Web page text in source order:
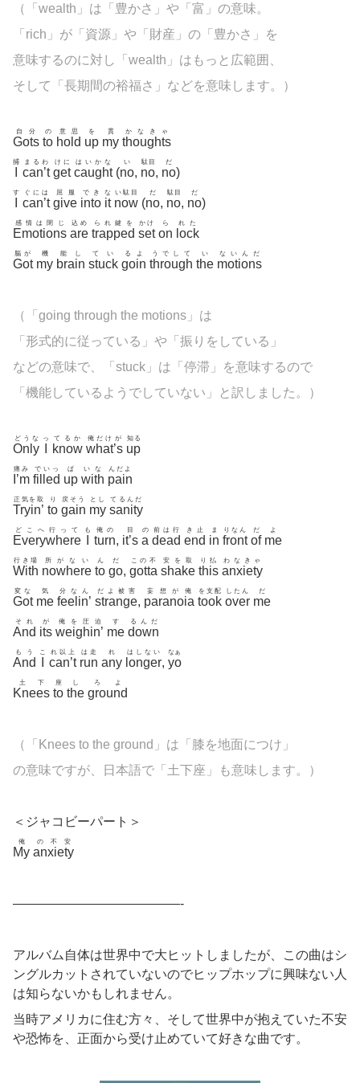
（「 wealth」は「豊かさ」や「富」の意味。
「rich」が「資源」や「財産」の「豊かさ」を
意味するのに対し「 wealth」はもっと広範囲、
そして「長期間の裕福さ」などを意味します。）
Gots
自分
to
の
hold
意思
up
を
my
貫
thoughts
かなきゃ
捕
can’t
まるわ
get
けに
caught
はいかな
(no
い
, no
駄目
, no
だ
)
す
can’t
ぐには
give
屈服
into
でき
it
な
now
い駄目
(no
だ
, no
駄目
, no
だ
)
Emotions
感情は閉じ
are
込め
trapped
られ鍵を
set
かけ
on
ら
lock
れた
Got
脳が
my
機
brain
能し
stuck
てい
goin
るよ
through
うでして
the
い
motions
ないんだ
（「going through the motions」は
「形式的に従っている」や「振りをしている」
などの意味で、「stuck」は「停滞」を意味するので
「機能しているようでしていない」と訳しました。）
Only
どうな っ
know
てるか
what’s
俺だけが
up
知る
I’m
痛み
filled
でいっ
up
ぱ
with
いな
pain
んだよ
Tryin’
正気を取
to
り
gain
戻そう
my
とし
sanity
てるんだ
Everywhere
どこへ行って も
turn
俺の
, it’s
目
a
の
dead
前は行
end
き止
in
ま
front
りなん
of
だ
me
よ
With
行き場
nowhere
所がない
to
ん
go
だ
, gotta
この不
shake
安を取
this
り払
anxiety
わなきゃ
Got
変な
me
気
feelin’
分なん
strange
だよ被害
, paranoia
妄想が俺
took
を支配
over
したん
me
だ
And
それ
its
が
weighin’
俺を圧迫
me
す
down
るんだ
And
もう こ
can’t
れ以上
run
は走
any
れ
longer
はしない
, yo
なぁ
Knees
土下
to
座
the
し
ground
ろよ
（「Knees to the ground」は「膝を地面につけ」
の意味ですが、日本語で「土下座」も意味します。）
＜ジャコビーパート＞
My
俺
anxiety
の不安
—————————————-
アルバム自体は世界中で大ヒットしましたが、この曲はシ
ングルカットされていないのでヒップホップに興味ない人
は知らないかもしれません。
当時アメリカに住む方々、そして世界中が抱えていた不安
や恐怖を、正面から受け止めていて好きな曲です。